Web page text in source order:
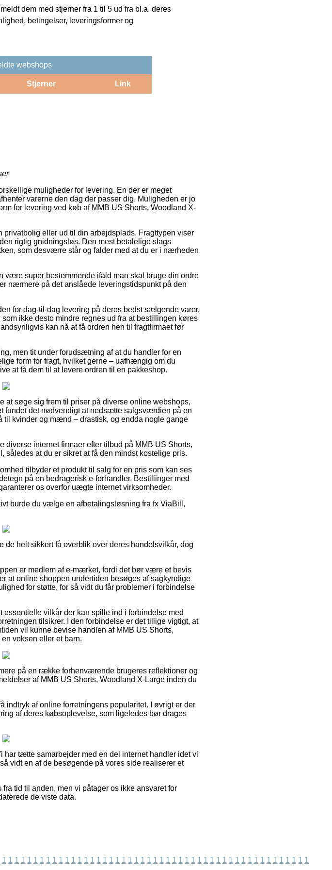
dem med stjerner fra 1 til 5 ud fra bl.a. deres
betingelser, leveringsformer og
webshops
Stjerner Link
muligheder for levering. En der er meget
varerne den dag der passer dig. Muligheden er jo
for levering ved køb af MMB US Shorts, Woodland X-
eller ud til din arbejdsplads. Fragttypen viser
rigtig gnidningsløs. Den mest betalelige slags
som desværre står og falder med at du er i nærheden
super bestemmende ifald man skal bruge din ordre
nærmere på det anslåede leveringstidspunkt på den
for dag-til-dag levering på deres bedst sælgende varer,
ikke desto mindre regnes ud fra at bestillingen køres
kan nå at få ordren hen til fragtfirmaet før
men tit under forudsætning af at du handler for en
form for fragt, hvilket gerne – uafhængig om du
at få dem til at levere ordren til en pakkeshop.
at søge sig frem til priser på diverse online webshops,
fundet det nødvendigt at nedsætte salgsværdien på en
kvinder og mænd – drastisk, og endda nogle gange
internet firmaer efter tilbud på MMB US Shorts,
at du er sikret at få den mindst kostelige pris.
tilbyder et produkt til salg for en pris som kan ses
på en bedragerisk e-forhandler. Bestillinger med
os overfor uægte internet virksomheder.
burde du vælge en afbetalingsløsning fra fx ViaBill,
helt sikkert få overblik over deres handelsvilkår, dog
er medlem af e-mærket, fordi det bør være et bevis
at online shoppen undertiden besøges af sagkyndige
for støtte, for så vidt du får problemer i forbindelse
essentielle vilkår der kan spille ind i forbindelse med
tilsikrer. I den forbindelse er det tillige vigtigt, at
vil kunne bevise handlen af MMB US Shorts,
voksen eller et barn.
på en række forhenværende brugeres reflektioner og
af MMB US Shorts, Woodland X-Large inden du
indtryk af online forretningens popularitet. I øvrigt er der
af deres købsoplevelse, som ligeledes bør drages
tætte samarbejder med en del internet handler idet vi
vidt en af de besøgende på vores side realiserer et
tid til anden, men vi påtager os ikke ansvaret for
de viste data.
1 1 1 1 1 1 1 1 1 1 1 1 1 1 1 1 1 1 1 1 1 1 1 1 1 1 1 1 1 1 1 1 1 1 1 1 1 1 1 1 1 1 1 1 1 1 1 1 1